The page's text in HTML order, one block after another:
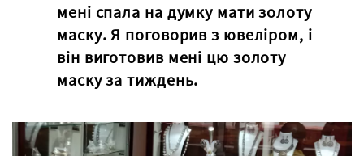
мені спала на думку мати золоту
маску. Я поговорив з ювеліром, і
він виготовив мені цю золоту
маску за тиждень.